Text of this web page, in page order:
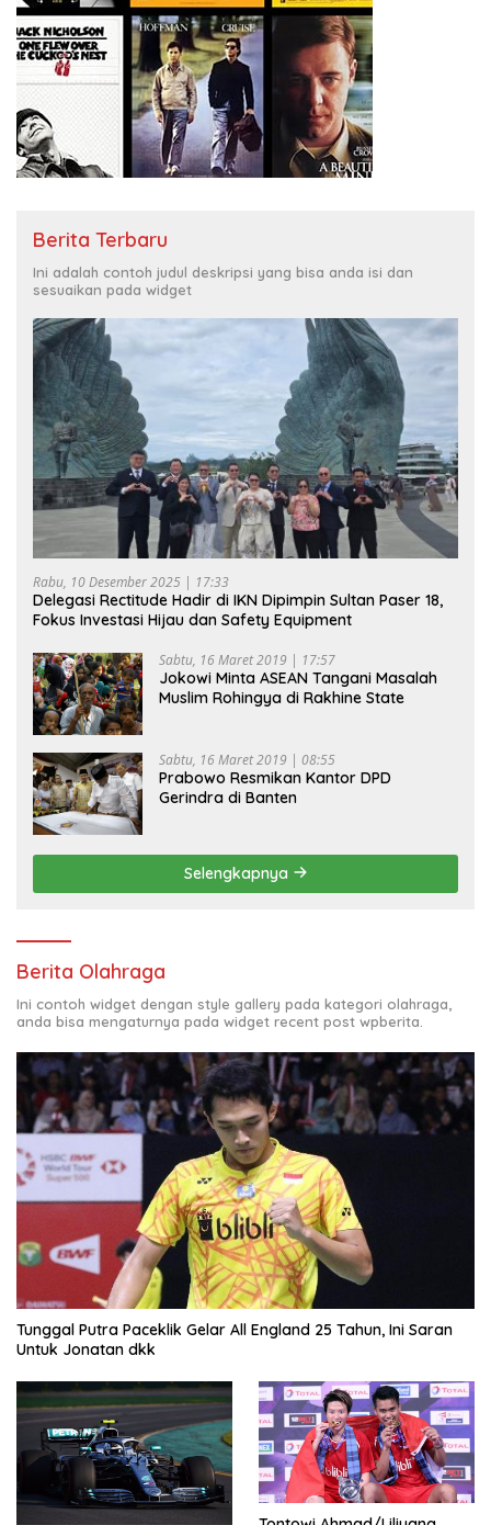
Berita Terbaru
Ini adalah contoh judul deskripsi yang bisa anda isi dan
sesuaikan pada widget
Rabu, 10 Desember 2025 | 17:33
Delegasi Rectitude Hadir di IKN Dipimpin Sultan Paser 18,
Fokus Investasi Hijau dan Safety Equipment
Sabtu, 16 Maret 2019 | 17:57
Jokowi Minta ASEAN Tangani Masalah
Muslim Rohingya di Rakhine State
Sabtu, 16 Maret 2019 | 08:55
Prabowo Resmikan Kantor DPD
Gerindra di Banten
Selengkapnya
Berita Olahraga
Ini contoh widget dengan style gallery pada kategori olahraga,
anda bisa mengaturnya pada widget recent post wpberita.
Tunggal Putra Paceklik Gelar All England 25 Tahun, Ini Saran
Untuk Jonatan dkk